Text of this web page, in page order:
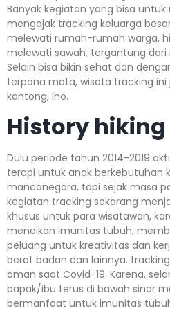
Banyak kegiatan yang bisa
mengajak tracking keluarga
melewati rumah-rumah warga,
melewati sawah, tergantung dari
Selain bisa bikin sehat dan
terpana mata, wisata tracking
kantong, lho.
History hiking
Dulu periode tahun 2014-2019
terapi untuk anak berkebutuhan
mancanegara, tapi sejak masa
kegiatan tracking sekarang
khusus untuk para wisatawan,
menaikan imunitas tubuh,
peluang untuk kreativitas dan
berat badan dan lainnya.
aman saat Covid-19. Karena,
bapak/ibu terus di bawah sinar
bermanfaat untuk imunitas